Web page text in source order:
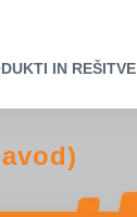
IN REŠITVE